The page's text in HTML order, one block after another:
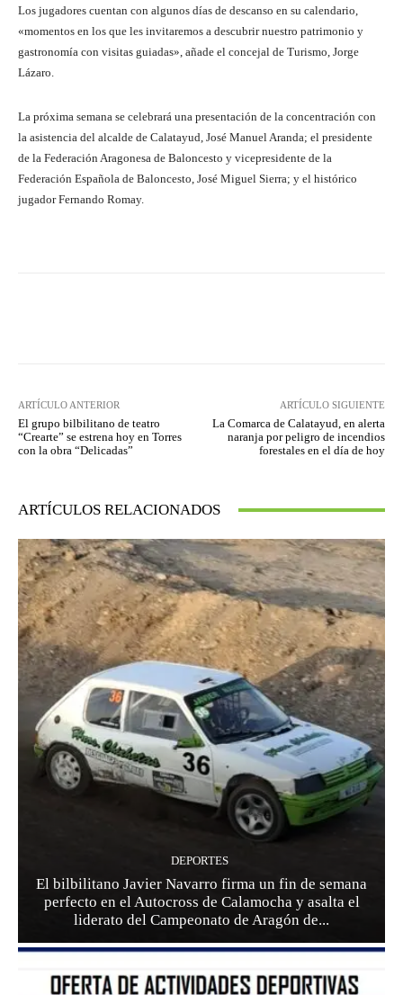
Los jugadores cuentan con algunos días de descanso en su calendario,
«momentos en los que les invitaremos a descubrir nuestro patrimonio y
gastronomía con visitas guiadas», añade el concejal de Turismo, Jorge
Lázaro.
La próxima semana se celebrará una presentación de la concentración con
la asistencia del alcalde de Calatayud, José Manuel Aranda; el presidente
de la Federación Aragonesa de Baloncesto y vicepresidente de la
Federación Española de Baloncesto, José Miguel Sierra; y el histórico
jugador Fernando Romay.
ARTÍCULO ANTERIOR
El grupo bilbilitano de teatro
“Crearte” se estrena hoy en Torres
con la obra “Delicadas”
ARTÍCULO SIGUIENTE
La Comarca de Calatayud, en alerta
naranja por peligro de incendios
forestales en el día de hoy
ARTÍCULOS RELACIONADOS
DEPORTES
El bilbilitano Javier Navarro firma un fin de semana
perfecto en el Autocross de Calamocha y asalta el
liderato del Campeonato de Aragón de...